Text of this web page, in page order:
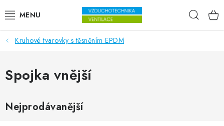
VENTILÁTORY
VZDUCHOTECHNIKA
Kruhové tvarovky s těsněním EPDM
Spojka vnější
Nejprodávanější